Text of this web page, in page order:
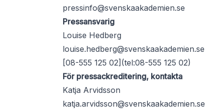
pressinfo@svenskaakademien.se
Pressansvarig
Louise Hedberg
louise.hedberg@svenskaakademien.se
[08-555 125 02](tel:08-555 125 02)
För pressackreditering, kontakta
Katja Arvidsson
katja.arvidsson@svenskaakademien.se